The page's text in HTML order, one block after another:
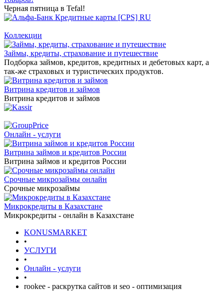
Черная пятница в Tefal!
Коллекции
Займы, кредиты, страхование и путешествие
Подборка займов, кредитов, кредитных и дебетовых карт, а
так-же страховых и туристических продуктов.
Витрина кредитов и займов
Витрина кредитов и займов
Онлайн - услуги
Витрина займов и кредитов России
Витрина займов и кредитов России
Срочные микрозаймы онлайн
Срочные микрозаймы
Микрокредиты в Казахстане
Микрокредиты - онлайн в Казахстане
KONUSMARKET
•
УСЛУГИ
•
Онлайн - услуги
•
rookee - раскрутка сайтов и seo - оптимизация